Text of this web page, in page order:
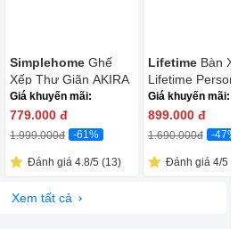
Simplehome Ghế
Xếp Thư Giãn AKIRA
ECOC016C Xám
Giá khuyến mãi:
779.000 đ
1.999.000đ -61%
Đánh giá 4.8/5 (13)
Lifetime Bàn
Lifetime Personal
Giá khuyến mãi:
899.000 đ
1.690.000đ -47%
Đánh giá 4/5 (1)
Xem tất cả